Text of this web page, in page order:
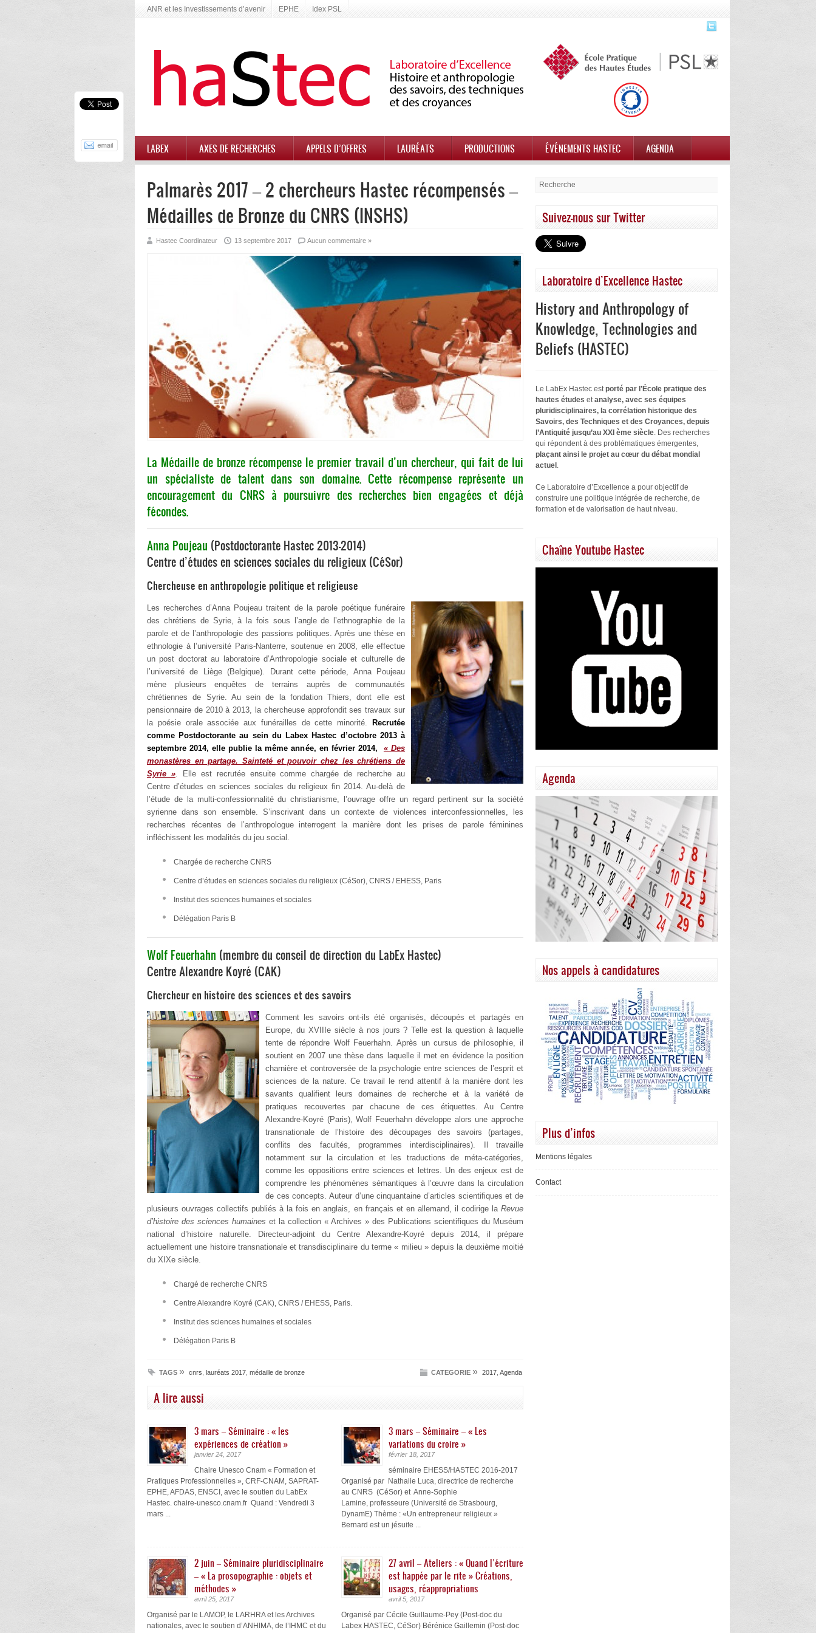
ANR et les Investissements d’avenir EPHE Idex PSL
LABEX AXES DE RECHERCHES APPELS D’OFFRES LAURÉATS PRODUCTIONS ÉVÉNEMENTS HASTEC AGENDA
Palmarès 2017 – 2 chercheurs Hastec récompensés –
Médailles de Bronze du CNRS (INSHS)
Hastec Coordinateur 13 septembre 2017 Aucun commentaire »
La Médaille de bronze récompense le premier travail d’un chercheur, qui fait de lui
un spécialiste de talent dans son domaine. Cette récompense représente un
encouragement du CNRS à poursuivre des recherches bien engagées et déjà
fécondes.
Anna Poujeau (Postdoctorante Hastec 2013-2014)
Centre d’études en sciences sociales du religieux (CéSor)
Chercheuse en anthropologie politique et religieuse
Les recherches d’Anna Poujeau traitent de la parole poétique funéraire
des chrétiens de Syrie, à la fois sous l’angle de l’ethnographie de la
parole et de l’anthropologie des passions politiques. Après une thèse en
ethnologie à l’université Paris-Nanterre, soutenue en 2008, elle effectue
un post doctorat au laboratoire d’Anthropologie sociale et culturelle de
l’université de Liège (Belgique). Durant cette période, Anna Poujeau
mène plusieurs enquêtes de terrains auprès de communautés
chrétiennes de Syrie. Au sein de la fondation Thiers, dont elle est
pensionnaire de 2010 à 2013, la chercheuse approfondit ses travaux sur
la poésie orale associée aux funérailles de cette minorité.
Recrutée
comme Postdoctorante au sein du Labex Hastec d’octobre 2013 à
septembre 2014, elle publie la même année, en février 2014,
«Des
monastères en partage. Sainteté et pouvoir chez les chrétiens de
Syrie ». Elle est recrutée ensuite comme chargée de recherche au
Centre d’études en sciences sociales du religieux fin 2014. Au-delà de
l’étude de la multi-confessionnalité du christianisme, l’ouvrage offre un regard pertinent sur la société
syrienne dans son ensemble. S’inscrivant dans un contexte de violences interconfessionnelles, les
recherches récentes de l’anthropologue interrogent la manière dont les prises de parole féminines
infléchissent les modalités du jeu social.
Chargée de recherche CNRS
Centre d’études en sciences sociales du religieux (CéSor), CNRS / EHESS, Paris
Institut des sciences humaines et sociales
Délégation Paris B
Wolf Feuerhahn (membre du conseil de direction du LabEx Hastec)
Centre Alexandre Koyré (CAK)
Chercheur en histoire des sciences et des savoirs
Comment les savoirs ont-ils été organisés, découpés et partagés en
Europe, du XVIII esiècle à nos jours ? Telle est la question à laquelle
tente de répondre Wolf Feuerhahn. Après un cursus de philosophie, il
soutient en 2007 une thèse dans laquelle il met en évidence la position
charnière et controversée de la psychologie entre sciences de l’esprit et
sciences de la nature. Ce travail le rend attentif à la manière dont les
savants qualifient leurs domaines de recherche et à la variété de
pratiques recouvertes par chacune de ces étiquettes. Au Centre
Alexandre-Koyré (Paris), Wolf Feuerhahn développe alors une approche
transnationale de l’histoire des découpages des savoirs (partages,
conflits des facultés, programmes interdisciplinaires). Il travaille
notamment sur la circulation et les traductions de méta-catégories,
comme les oppositions entre sciences et lettres. Un des enjeux est de
comprendre les phénomènes sémantiques à l’œuvre dans la circulation
de ces concepts. Auteur d’une cinquantaine d’articles scientifiques et de
plusieurs ouvrages collectifs publiés à la fois en anglais, en français et en allemand, il codirige la Revue
d’histoire des sciences humaines et la collection « Archives » des Publications scientifiques du Muséum
national d’histoire naturelle. Directeur-adjoint du Centre Alexandre-Koyré depuis 2014, il prépare
actuellement une histoire transnationale et transdisciplinaire du terme « milieu » depuis la deuxième moitié
du XIXe siècle.
Chargé de recherche CNRS
Centre Alexandre Koyré (CAK), CNRS / EHESS, Paris.
Institut des sciences humaines et sociales
Délégation Paris B
TAGS » cnrs lauréats 2017 médaille de bronze CATEGORIE » 2017 Agenda
A lire aussi
3 mars – Séminaire : « les
expériences de création »
janvier 24, 2017
Chaire Unesco Cnam « Formation et
Pratiques Professionnelles », CRF-CNAM, SAPRAT-
EPHE, AFDAS, ENSCI, avec le soutien du LabEx
Hastec. chaire-unesco.cnam.fr Quand : Vendredi 3
mars ...
3 mars – Séminaire – « Les
variations du croire »
février 18, 2017
séminaire EHESS/HASTEC 2016-2017
Organisé par Nathalie Luca, directrice de recherche
au CNRS (CéSor) et Anne-Sophie
Lamine, professeure (Université de Strasbourg,
DynamE) Thème : «Un entrepreneur religieux »
Bernard est un jésuite ...
2 juin – Séminaire pluridisciplinaire
– « La prosopographie : objets et
méthodes »
avril 25, 2017
Organisé par le LAMOP, le LARHRA et les Archives
nationales, avec le soutien d’ANHIMA, de l’IHMC et du
27 avril – Ateliers : « Quand l’écriture
est happée par le rite » Créations,
usages, réappropriations
avril 5, 2017
Organisé par Cécile Guillaume-Pey (Post-doc du
Labex HASTEC, CéSor) Bérénice Gaillemin (Post-doc
Suivez-nous sur Twitter
Laboratoire d’Excellence Hastec
History and Anthropology of
Knowledge, Technologies and
Beliefs (HASTEC)
Le LabEx Hastec estporté par l’École pratique des
hautes études etanalyse, avec ses équipes
pluridisciplinaires, la corrélation historique des
Savoirs, des Techniques et des Croyances, depuis
l’Antiquité jusqu’au XXI ème siècle. Des recherches
qui répondent à des problématiques émergentes,
plaçant ainsi le projet au cœur du débat mondial
actuel .
Ce Laboratoire d’Excellence a pour objectif de
construire une politique intégrée de recherche, de
formation et de valorisation de haut niveau.
Chaîne Youtube Hastec
Agenda
Nos appels à candidatures
Plus d’infos
Mentions légales
Contact